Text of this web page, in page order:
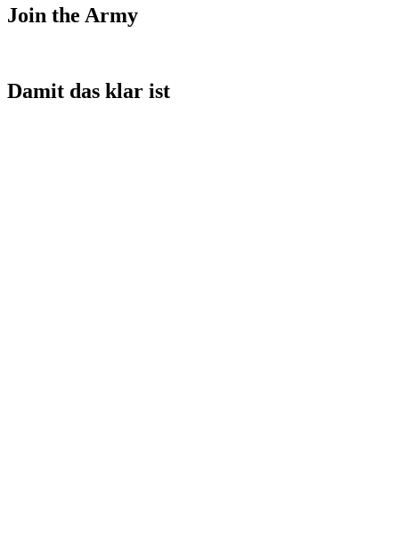
Join the Army
Damit das klar ist